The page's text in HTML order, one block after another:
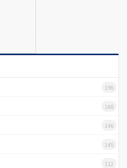
196
168
146
145
112